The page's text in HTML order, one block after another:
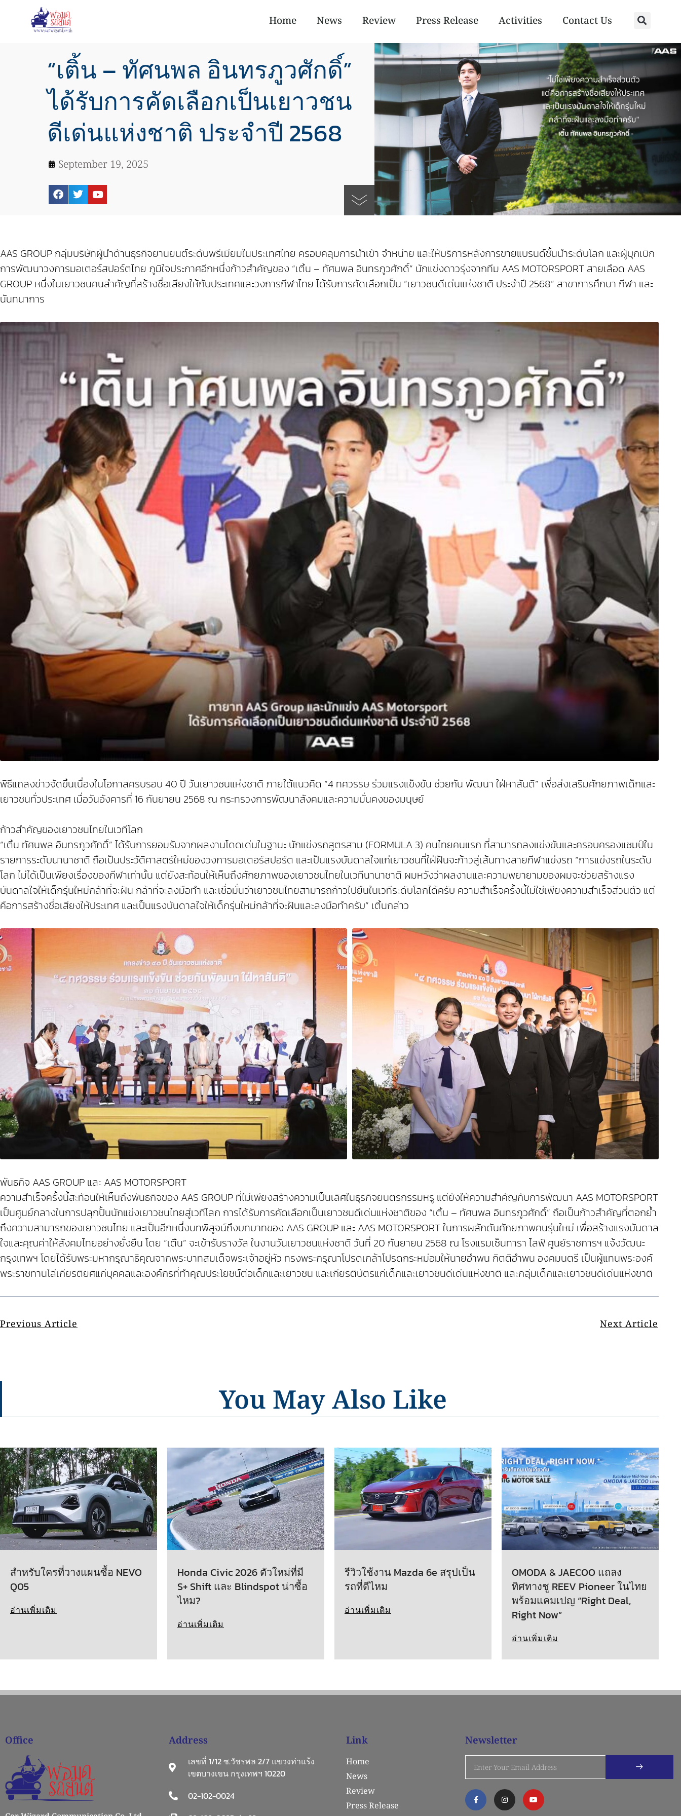
Home News Review Press Release Activities Contact Us
“เติ้น – ทัศนพล อินทรภูวศักดิ์”
ได้รับการคัดเลือกเป็นเยาวชน
ดีเด่นแห่งชาติ ประจำปี 2568
September 19, 2025
AAS GROUP กลุ่มบริษัทผู้นำด้านธุรกิจยานยนต์ระดับพรีเมียมในประเทศไทย ครอบคลุมการนำเข้า จำหน่าย และให้บริการหลังการขายแบรนด์ชั้นนำระดับโลก และผู้บุกเบิก
การพัฒนาวงการมอเตอร์สปอร์ตไทย ภูมิใจประกาศอีกหนึ่งก้าวสำคัญของ “เติ้น – ทัศนพล อินทรภูวศักดิ์” นักแข่งดาวรุ่งจากทีม AAS MOTORSPORT สายเลือด AAS
GROUP หนึ่งในเยาวชนคนสำคัญที่สร้างชื่อเสียงให้กับประเทศและวงการกีฬาไทย ได้รับการคัดเลือกเป็น “เยาวชนดีเด่นแห่งชาติ ประจำปี 2568” สาขาการศึกษา กีฬา และ
นันทนาการ
พิธีแถลงข่าวจัดขึ้นเนื่องในโอกาสครบรอบ 40 ปี วันเยาวชนแห่งชาติ ภายใต้แนวคิด “4 ทศวรรษ ร่วมแรงแข็งขัน ช่วยกัน พัฒนา ใฝ่หาสันติ” เพื่อส่งเสริมศักยภาพเด็กและ
เยาวชนทั่วประเทศ เมื่อวันอังคารที่ 16 กันยายน 2568 ณ กระทรวงการพัฒนาสังคมและความมั่นคงของมนุษย์
ก้าวสำคัญของเยาวชนไทยในเวทีโลก
“เติ้น ทัศนพล อินทรภูวศักดิ์” ได้รับการยอมรับจากผลงานโดดเด่นในฐานะ นักแข่งรถสูตรสาม (FORMULA 3) คนไทยคนแรก ที่สามารถลงแข่งขันและครอบครองแชมป์ใน
รายการระดับนานาชาติ ถือเป็นประวัติศาสตร์ใหม่ของวงการมอเตอร์สปอร์ต และเป็นแรงบันดาลใจแก่เยาวชนที่ใฝ่ฝันจะก้าวสู่เส้นทางสายกีฬาแข่งรถ “การแข่งรถในระดับ
โลก ไม่ได้เป็นเพียงเรื่องของกีฬาเท่านั้น แต่ยังสะท้อนให้เห็นถึงศักยภาพของเยาวชนไทยในเวทีนานาชาติ ผมหวังว่าผลงานและความพยายามของผมจะช่วยสร้างแรง
บันดาลใจให้เด็กรุ่นใหม่กล้าที่จะฝัน กล้าที่จะลงมือทำ และเชื่อมั่นว่าเยาวชนไทยสามารถก้าวไปยืนในเวทีระดับโลกได้ครับ ความสำเร็จครั้งนี้ไม่ใช่เพียงความสำเร็จส่วนตัว แต่
คือการสร้างชื่อเสียงให้ประเทศ และเป็นแรงบันดาลใจให้เด็กรุ่นใหม่กล้าที่จะฝันและลงมือทำครับ” เติ้นกล่าว
พันธกิจ AAS GROUP และ AAS MOTORSPORT
ความสำเร็จครั้งนี้สะท้อนให้เห็นถึงพันธกิจของ AAS GROUP ที่ไม่เพียงสร้างความเป็นเลิศในธุรกิจยนตรกรรมหรู แต่ยังให้ความสำคัญกับการพัฒนา AAS MOTORSPORT
เป็นศูนย์กลางในการปลุกปั้นนักแข่งเยาวชนไทยสู่เวทีโลก การได้รับการคัดเลือกเป็นเยาวชนดีเด่นแห่งชาติของ “เติ้น – ทัศนพล อินทรภูวศักดิ์” ถือเป็นก้าวสำคัญที่ตอกย้ำ
ถึงความสามารถของเยาวชนไทย และเป็นอีกหนึ่งบทพิสูจน์ถึงบทบาทของ AAS GROUP และ AAS MOTORSPORT ในการผลักดันศักยภาพคนรุ่นใหม่ เพื่อสร้างแรงบันดาล
ใจและคุณค่าให้สังคมไทยอย่างยั่งยืน โดย “เติ้น” จะเข้ารับรางวัล ในงานวันเยาวชนแห่งชาติ วันที่ 20 กันยายน 2568 ณ โรงแรมเซ็นทารา ไลฟ์ ศูนย์ราชการฯ แจ้งวัฒนะ
กรุงเทพฯ โดยได้รับพระมหากรุณาธิคุณจากพระบาทสมเด็จพระเจ้าอยู่หัว ทรงพระกรุณาโปรดเกล้าโปรดกระหม่อมให้นายอำพน กิตติอำพน องคมนตรี เป็นผู้แทนพระองค์
พระราชทานโล่เกียรติยศแก่บุคคลและองค์กรที่ทำคุณประโยชน์ต่อเด็กและเยาวชน และเกียรติบัตรแก่เด็กและเยาวชนดีเด่นแห่งชาติ และกลุ่มเด็กและเยาวชนดีเด่นแห่งชาติ
Previous Article Next Article
You May Also Like
สำหรับใครที่วางแผนซื้อ NEVO
Q05
อ่านเพิ่มเติม
Honda Civic 2026 ตัวใหม่ที่มี
S+ Shift และ Blindspot น่าซื้อ
ไหม?
อ่านเพิ่มเติม
รีวิวใช้งาน Mazda 6e สรุปเป็น
รถที่ดีไหม
อ่านเพิ่มเติม
OMODA & JAECOO แถลง
ทิศทางชู REEV Pioneer ในไทย
พร้อมแคมเปญ “Right Deal,
Right Now”
อ่านเพิ่มเติม
Office Address
เลขที่ 1/12 ซ.วัชรพล 2/7 แขวงท่าแร้ง
เขตบางเขน กรุงเทพฯ 10220
02-102-0024
Link
Home
News
Review
Press Release
Newsletter